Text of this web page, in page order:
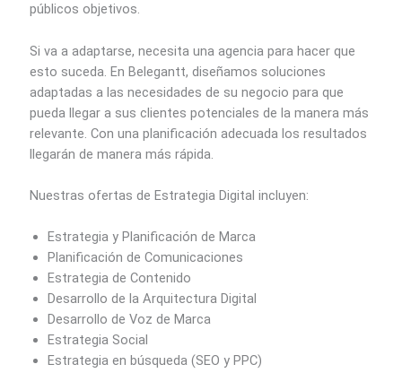
públicos objetivos.
Si va a adaptarse, necesita una agencia para hacer que
esto suceda. En Belegantt, diseñamos soluciones
adaptadas a las necesidades de su negocio para que
pueda llegar a sus clientes potenciales de la manera más
relevante. Con una planificación adecuada los resultados
llegarán de manera más rápida.
Nuestras ofertas de Estrategia Digital incluyen:
Estrategia y Planificación de Marca
Planificación de Comunicaciones
Estrategia de Contenido
Desarrollo de la Arquitectura Digital
Desarrollo de Voz de Marca
Estrategia Social
Estrategia en búsqueda (SEO y PPC)